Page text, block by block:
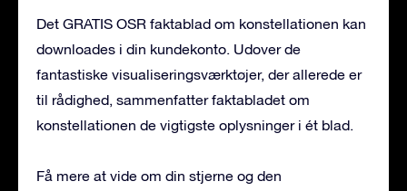
Det GRATIS OSR faktablad om konstellationen kan
downloades i din kundekonto. Udover de
fantastiske visualiseringsværktøjer, der allerede er
til rådighed, sammenfatter faktabladet om
konstellationen de vigtigste oplysninger i ét blad.
Få mere at vide om din stjerne og den